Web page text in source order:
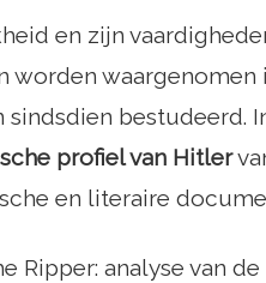
en zijn
waargenomen
bestudeerd.
profiel van Hitler
en literaire
Ripper: analyse van